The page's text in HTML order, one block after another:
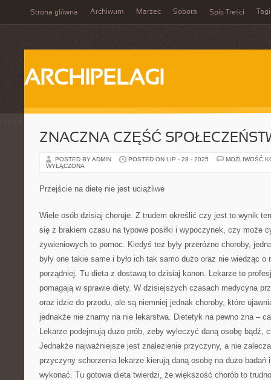
Strona główna Archiwum Marzec Sobota Spis Treści Tagi
ARCHIPELAGI
ZNACZNA CZĘŚĆ
POSTED BY ADMIN POSTED ON LIP - 28 - 2025
MOŻLIWOŚĆ
WYŁĄCZONA
Przejście na dietę nie jest uciążliwe
Wiele osób dzisiaj choruje. Z trudem określić czy jest to wynik
się z brakiem czasu na typowe posiłki i wypoczynek, czy może
żywieniowych to pomoc. Kiedyś też były przeróżne choroby,
były one takie same i było ich tak samo dużo oraz nie wiedząc o
porządniej. Tu dieta z dostawą to dzisiaj kanon. Lekarze to
pomagają w sprawie diety. W dzisiejszych czasach medycyna
oraz idzie do przodu, ale są niemniej jednak choroby, które
jednakże nie znamy na nie lekarstwa. Dietetyk na pewno zna –
Lekarze podejmują dużo prób, żeby wyleczyć daną osobę bądź,
Jednakże najważniejsze jest znalezienie przyczyny, a nie
przyczyny schorzenia lekarze kierują daną osobę na dużo badań
wykonać. Tu gotowa dieta twierdzi, że większość chorób to